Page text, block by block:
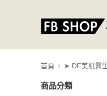
首頁 ➤ DF美肌醫
商品分類